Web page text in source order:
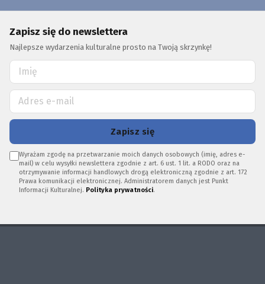
Zapisz się do newslettera
Najlepsze wydarzenia kulturalne prosto na Twoją skrzynkę!
Zapisz się
Wyrażam zgodę na przetwarzanie moich danych osobowych (imię, adres e-
mail) w celu wysyłki newslettera zgodnie z art. 6 ust. 1 lit. a RODO oraz na
otrzymywanie informacji handlowych drogą elektroniczną zgodnie z art. 172
Prawa komunikacji elektronicznej. Administratorem danych jest Punkt
Informacji Kulturalnej. Polityka prywatności.